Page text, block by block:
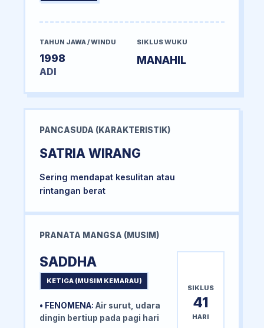
TAHUN JAWA / WINDU
1998
ADI
SIKLUS WUKU
MANAHIL
PANCASUDA (KARAKTERISTIK)
SATRIA WIRANG
Sering mendapat kesulitan atau
rintangan berat
PRANATA MANGSA (MUSIM)
SADDHA
KETIGA (MUSIM KEMARAU)
• FENOMENA: Air surut, udara
dingin bertiup pada pagi hari
SIKLUS
41
HARI